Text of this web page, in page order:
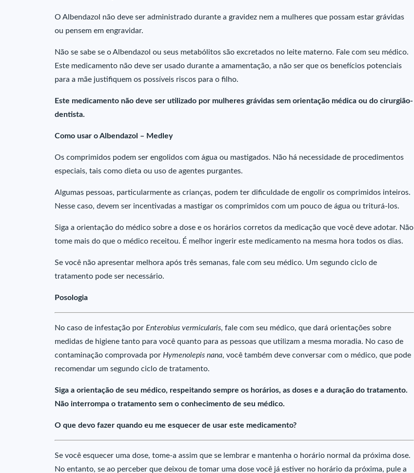
O Albendazol não deve ser administrado durante a gravidez nem a mulheres que possam estar grávidas
ou pensem em engravidar.
Não se sabe se o Albendazol ou seus metabólitos são excretados no leite materno. Fale com seu médico.
Este medicamento não deve ser usado durante a amamentação, a não ser que os benefícios potenciais
para a mãe justifiquem os possíveis riscos para o filho.
Este medicamento não deve ser utilizado por mulheres grávidas sem orientação médica ou do cirurgião-
dentista.
Como usar o Albendazol – Medley
Os comprimidos podem ser engolidos com água ou mastigados. Não há necessidade de procedimentos
especiais, tais como dieta ou uso de agentes purgantes.
Algumas pessoas, particularmente as crianças, podem ter dificuldade de engolir os comprimidos inteiros.
Nesse caso, devem ser incentivadas a mastigar os comprimidos com um pouco de água ou triturá-los.
Siga a orientação do médico sobre a dose e os horários corretos da medicação que você deve adotar. Não
tome mais do que o médico receitou. É melhor ingerir este medicamento na mesma hora todos os dias.
Se você não apresentar melhora após três semanas, fale com seu médico. Um segundo ciclo de
tratamento pode ser necessário.
Posologia
No caso de infestação por Enterobius vermicularis, fale com seu médico, que dará orientações sobre
medidas de higiene tanto para você quanto para as pessoas que utilizam a mesma moradia. No caso de
contaminação comprovada por Hymenolepis nana, você também deve conversar com o médico, que pode
recomendar um segundo ciclo de tratamento.
Siga a orientação de seu médico, respeitando sempre os horários, as doses e a duração do tratamento.
Não interrompa o tratamento sem o conhecimento de seu médico.
O que devo fazer quando eu me esquecer de usar este medicamento?
Se você esquecer uma dose, tome-a assim que se lembrar e mantenha o horário normal da próxima dose.
No entanto, se ao perceber que deixou de tomar uma dose você já estiver no horário da próxima, pule a